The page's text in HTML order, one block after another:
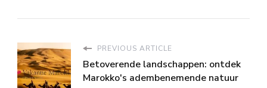
PREVIOUS ARTICLE
Betoverende landschappen: ontdek
Marokko's adembenemende natuur